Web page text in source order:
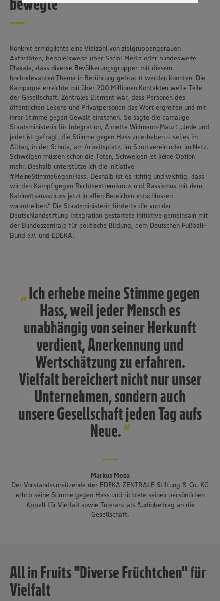
genannten Dienste Ihre Daten verarbeiten. Weitere
Informationen zur Nutzung der Dienste finden Sie in
Konkret ermöglichte eine Vielzahl von zielgruppengenauen
Aktivitäten, beispielsweise über Social Media oder bundesweite
Plakate, dass diverse Bevölkerungsgruppen mit diesem
hochrelevanten Thema in Berührung gebracht werden konnten. Die
Kampagne erreichte mit über 200 Millionen Kontakten weite Teile
der Gesellschaft. Zentrales Element war, dass Personen des
öffentlichen Lebens und Privatpersonen das Wort ergreifen und mit
ihrer Stimme gegen Gewalt einstehen. So sagte die damalige
Staatsministerin für Integration, Annette Widmann-Mauz: „Jede und
jeder ist gefragt, die Stimme gegen Hass zu erheben – sei es im
Alltag, in der Schule, am Arbeitsplatz, im Sportverein oder im Netz.
Schweigen müssen schon die Toten, Schweigen ist keine Option
mehr. Deshalb unterstütze ich die Initiative
#MeineStimmeGegenHass. Deshalb ist es richtig und wichtig, dass
wir den Kampf gegen Rechtsextremismus und Rassismus mit dem
Kabinettsausschuss jetzt in allen Bereichen entschlossen
vorantreiben.“ Die Staatsministerin förderte die von der
Deutschlandstiftung Integration gestartete Initiative gemeinsam mit
der Bundeszentrale für politische Bildung, dem Deutschen Fußball-
Bund e.V. und EDEKA.
Ich erhebe meine Stimme gegen
Hass, weil jeder Mensch es
unabhängig von seiner Herkunft
verdient, Anerkennung und
Wertschätzung zu erfahren.
Vielfalt bereichert nicht nur unser
Unternehmen, sondern auch
unsere Gesellschaft jeden Tag aufs
Neue.
Markus Mosa
Der Vorstandsvorsitzende der EDEKA ZENTRALE Stiftung & Co. KG
erhob seine Stimme gegen Hass und richtete seinen persönlichen
Appell für Vielfalt sowie Toleranz als Audiobeitrag an die
Gesellschaft.
All in Fruits "Diverse Früchtchen" für
Vielfalt